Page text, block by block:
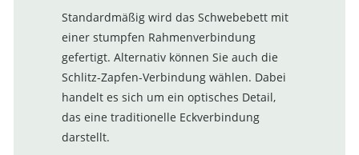
Standardmäßig wird das Schwebebett mit
einer stumpfen Rahmenverbindung
gefertigt. Alternativ können Sie auch die
Schlitz-Zapfen-Verbindung wählen. Dabei
handelt es sich um ein optisches Detail,
das eine traditionelle Eckverbindung
darstellt.